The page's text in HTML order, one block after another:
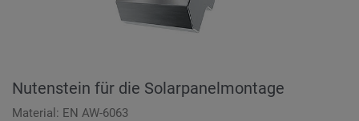
Nutenstein für die Solarpanelmontage
Material: EN AW-6063